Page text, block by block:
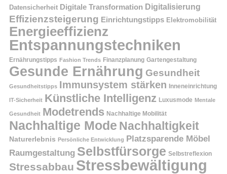
Datensicherheit Digitale Transformation Digitalisierung
Effizienzsteigerung Einrichtungstipps Elektromobilität
Energieeffizienz
Entspannungstechniken
Ernährungstipps Fashion Trends Finanzplanung Gartengestaltung
Gesunde Ernährung Gesundheit
Gesundheitstipps Immunsystem stärken Inneneinrichtung
IT-Sicherheit Künstliche Intelligenz Luxusmode Mentale
Gesundheit Modetrends Nachhaltige Mobilität
Nachhaltige Mode Nachhaltigkeit
Naturerlebnis Persönliche Entwicklung Platzsparende Möbel
Raumgestaltung Selbstfürsorge Selbstreflexion
Stressabbau Stressbewältigung